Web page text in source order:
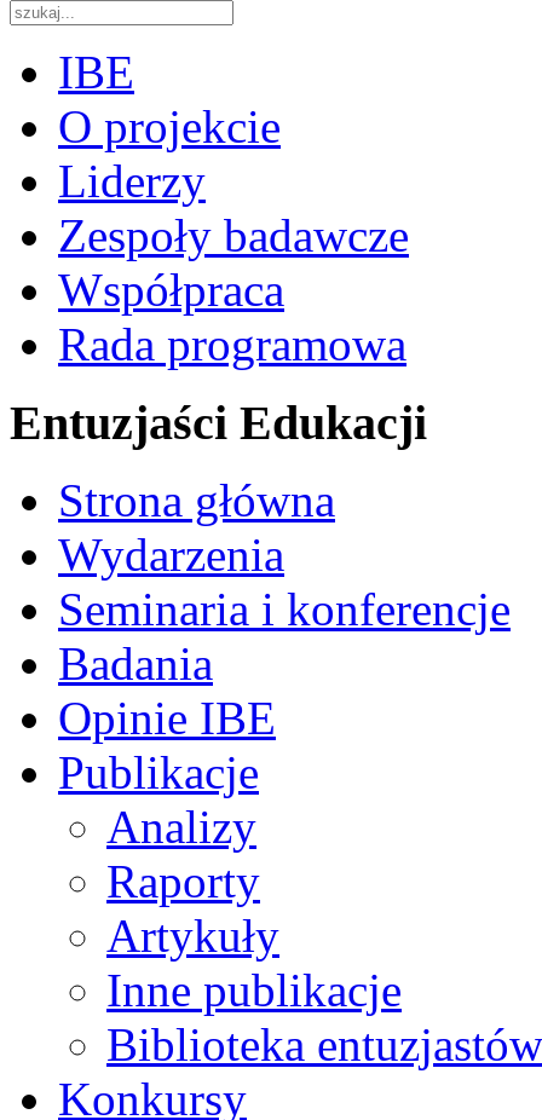
IBE
O projekcie
Liderzy
Zespoły badawcze
Współpraca
Rada programowa
Entuzjaści Edukacji
Strona główna
Wydarzenia
Seminaria i konferencje
Badania
Opinie IBE
Publikacje
Analizy
Raporty
Artykuły
Inne publikacje
Biblioteka
Konkursy